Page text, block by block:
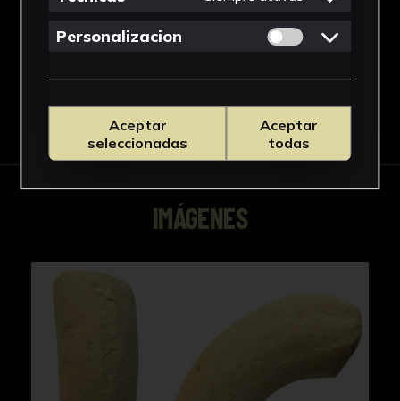
Descargar Ficha
IMÁGENES
Personalizacion Permitir cookies
Aceptar
seleccionadas
Aceptar
todas